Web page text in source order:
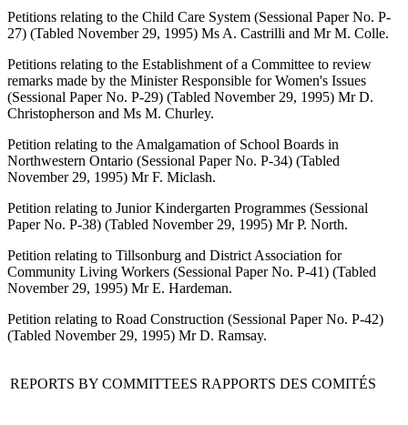
Petitions relating to the Child Care System (Sessional Paper No. P-
27) (Tabled November 29, 1995) Ms A. Castrilli and Mr M. Colle.
Petitions relating to the Establishment of a Committee to review
remarks made by the Minister Responsible for Women's Issues
(Sessional Paper No. P-29) (Tabled November 29, 1995) Mr D.
Christopherson and Ms M. Churley.
Petition relating to the Amalgamation of School Boards in
Northwestern Ontario (Sessional Paper No. P-34) (Tabled
November 29, 1995) Mr F. Miclash.
Petition relating to Junior Kindergarten Programmes (Sessional
Paper No. P-38) (Tabled November 29, 1995) Mr P. North.
Petition relating to Tillsonburg and District Association for
Community Living Workers (Sessional Paper No. P-41) (Tabled
November 29, 1995) Mr E. Hardeman.
Petition relating to Road Construction (Sessional Paper No. P-42)
(Tabled November 29, 1995) Mr D. Ramsay.
REPORTS BY COMMITTEES RAPPORTS DES COMITÉS